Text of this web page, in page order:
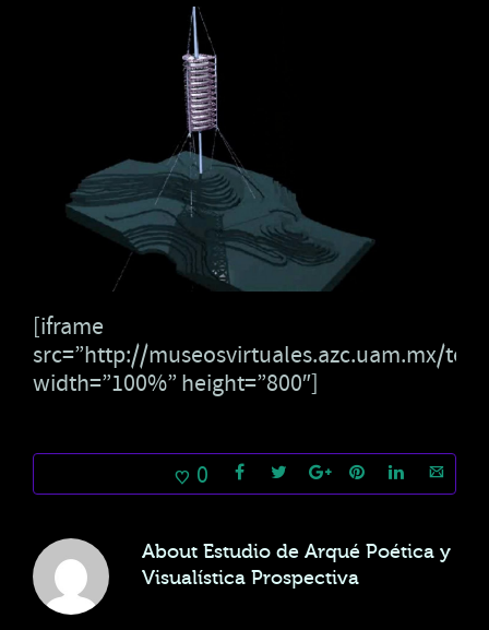
[iframe
src=”http://museosvirtuales.azc.uam.mx/
width=”100%” height=”800″]
0
About Estudio de Arqué Poética y
Visualística Prospectiva